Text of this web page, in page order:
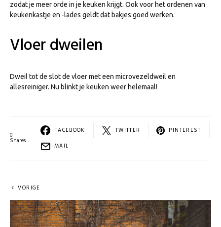
zodat je meer orde in je keuken krijgt. Ook voor het ordenen van
keukenkastje en -lades geldt dat bakjes goed werken.
Vloer dweilen
Dweil tot de slot de vloer met een microvezeldweil en
allesreiniger. Nu blinkt je keuken weer helemaal!
0
Shares
FACEBOOK TWITTER
PINTEREST
MAIL
VORIGE